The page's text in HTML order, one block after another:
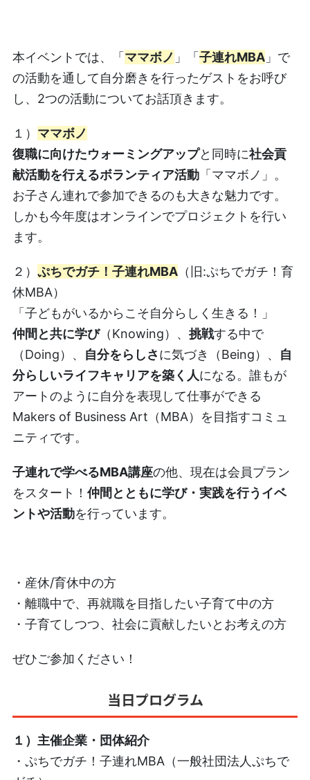
本イベントでは、「ママボノ 」「子連れMBA」で
の活動を通して自分磨きを行ったゲストをお呼び
し、2つの活動についてお話頂きます。
１） ママボノ
復職に向けたウォーミングアップと同時に社会貢
献活動を行えるボランティア活動「ママボノ」。
お子さん連れで参加できるのも大きな魅力です。
しかも今年度はオンラインでプロジェクトを行い
ます。
２） ぷちでガチ！子連れMBA（旧:ぷちでガチ！育
休MBA）
「子どもがいるからこそ自分らしく生きる！」
仲間と共に学び（Knowing）、 挑戦する中で
（Doing）、 自分をらしさに気づき（Being）、 自
分らしいライフキャリアを築く人になる。誰もが
アートのように自分を表現して仕事ができる
Makers of Business Art（MBA）を目指すコミュ
ニティです。
子連れで学べるMBA講座の他、現在は会員プラン
をスタート！ 仲間とともに学び・実践を行うイベ
ントや活動を行っています。
・産休/育休中の方
・離職中で、再就職を目指したい子育て中の方
・子育てしつつ、社会に貢献したいとお考えの方
ぜひご参加ください！
当日プログラム
１）主催企業・団体紹介
・ぷちでガチ！子連れMBA（一般社団法人ぷちで